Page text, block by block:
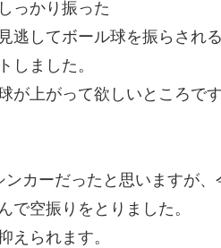
っかり振った
逃してボール球を振らされ
しました。
が上がって欲しいところです
カーだったと思いますが、
で空振りをとりました。
えられます。